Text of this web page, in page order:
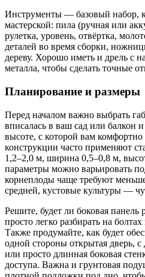
Инструменты — базовый набор,
мастерской: пила (ручная или
рулетка, уровень, отвёртка,
деталей во время сборки,
дереву. Хорошо иметь и дрель с
металла, чтобы сделать точные
Планирование и размеры
Перед началом важно выбрать
вписалась в ваш сад или балкон
высоте, с которой вам комфортно
конструкции часто применяют
1,2–2,0 м, ширина 0,5–0,8 м,
параметры можно варьировать
корнеплоды чаще требуют
средней, кустовые культуры —
Решите, будет ли боковая панель
просто легко разбирать на
Также продумайте, как будет
одной стороны открытая дверь,
или просто длинная боковая
доступа. Важна и грунтовая